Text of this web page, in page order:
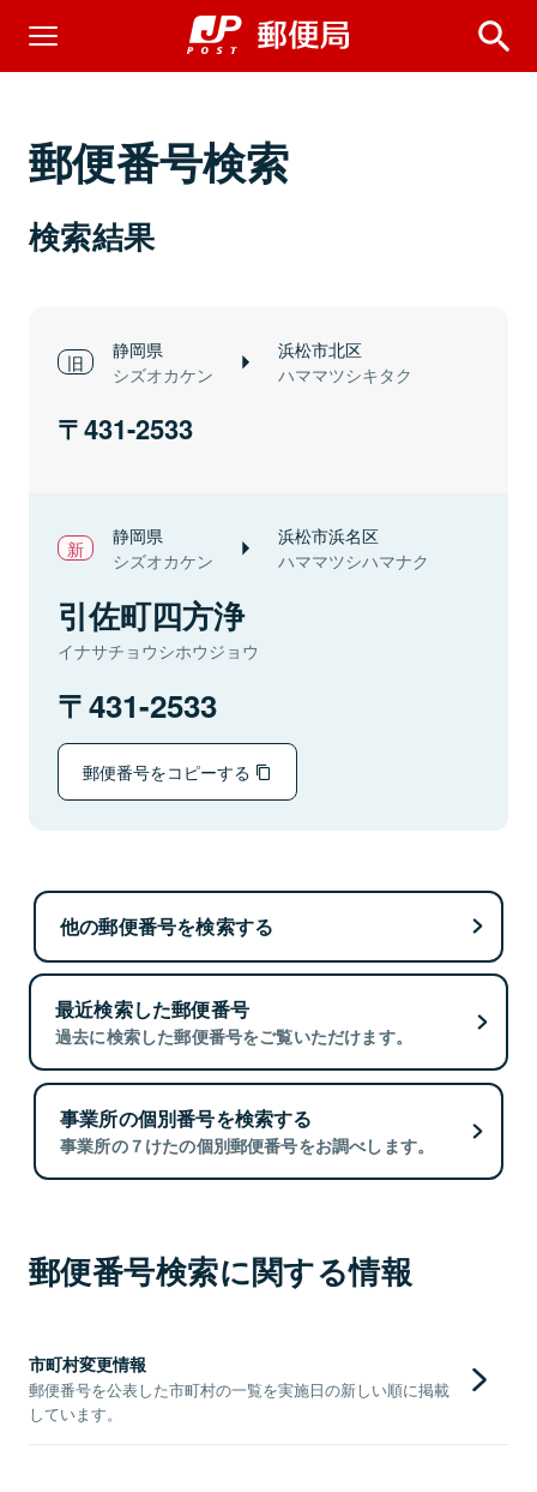
郵便番号検索
検索結果
静岡県
シズオカケン
浜松市北区
ハママツシキタク
431-2533
静岡県
シズオカケン
浜松市浜名区
ハママツシハマナク
引佐町四方浄
イナサチョウシホウジョウ
431-2533
郵便番号をコピーする
他の郵便番号を検索する
最近検索した郵便番号
過去に検索した郵便番号をご覧いただけます。
事業所の個別番号を検索する
事業所の７けたの個別郵便番号をお調べします。
郵便番号検索に関する情報
市町村変更情報
郵便番号を公表した市町村の一覧を実施日の新しい順に掲載
しています。